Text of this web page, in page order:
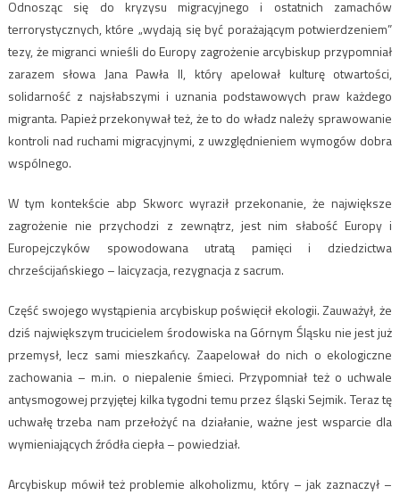
Odnosząc się do kryzysu migracyjnego i ostatnich zamachów
terrorystycznych, które „wydają się być porażającym potwierdzeniem”
tezy, że migranci wnieśli do Europy zagrożenie arcybiskup przypomniał
zarazem słowa Jana Pawła II, który apelował kulturę otwartości,
solidarność z najsłabszymi i uznania podstawowych praw każdego
migranta. Papież przekonywał też, że to do władz należy sprawowanie
kontroli nad ruchami migracyjnymi, z uwzględnieniem wymogów dobra
wspólnego.
W tym kontekście abp Skworc wyraził przekonanie, że największe
zagrożenie nie przychodzi z zewnątrz, jest nim słabość Europy i
Europejczyków spowodowana utratą pamięci i dziedzictwa
chrześcijańskiego – laicyzacja, rezygnacja z sacrum.
Część swojego wystąpienia arcybiskup poświęcił ekologii. Zauważył, że
dziś największym trucicielem środowiska na Górnym Śląsku nie jest już
przemysł, lecz sami mieszkańcy. Zaapelował do nich o ekologiczne
zachowania – m.in. o niepalenie śmieci. Przypomniał też o uchwale
antysmogowej przyjętej kilka tygodni temu przez śląski Sejmik. Teraz tę
uchwałę trzeba nam przełożyć na działanie, ważne jest wsparcie dla
wymieniających źródła ciepła – powiedział.
Arcybiskup mówił też problemie alkoholizmu, który – jak zaznaczył –